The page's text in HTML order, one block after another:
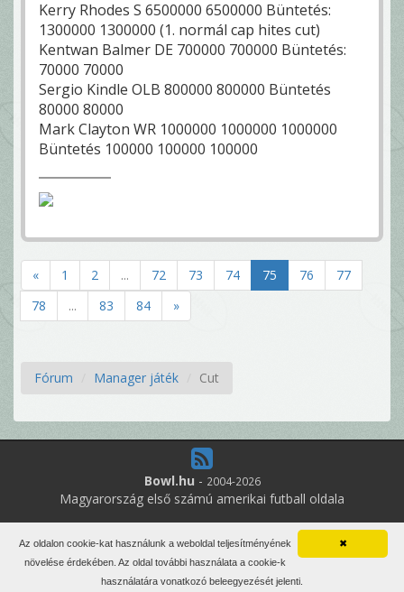
Kerry Rhodes S 6500000 6500000 Büntetés:
1300000 1300000 (1. normál cap hites cut)
Kentwan Balmer DE 700000 700000 Büntetés:
70000 70000
Sergio Kindle OLB 800000 800000 Büntetés
80000 80000
Mark Clayton WR 1000000 1000000 1000000
Büntetés 100000 100000 100000
« 1 2 ... 72 73 74 75 76
77
78
... 83 84 »
Fórum Manager játék Cut
Bowl.hu - 2004-2026
Magyarország első számú amerikai futball oldala
13
online felhasználó
Minden jog fenntartva. Írott anyagok újraközlése csak a szerző
engedélyével.
✖
Az oldalon cookie-kat használunk a weboldal teljesítményének
növelése érdekében. Az oldal további használata a cookie-k
használatára vonatkozó beleegyezését jelenti.